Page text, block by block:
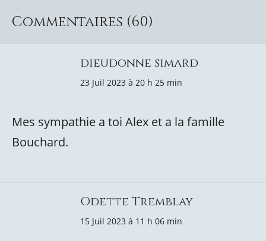
Commentaires (60)
dieudonne simard
23 Juil 2023 à 20 h 25 min
Mes sympathie a toi Alex et a la famille
Bouchard.
Odette Tremblay
15 Juil 2023 à 11 h 06 min